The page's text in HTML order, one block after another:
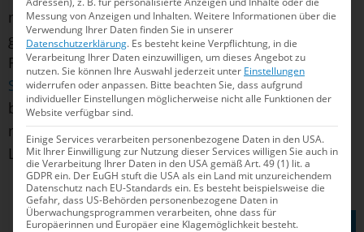
mündlichen Prüfungen an – und wenn alles gut
geht, startet sie im kommenden April dann ins
Referendariat. DerHallischen
Studierendenschaftszeitschriftverriet Riedemann
bereits, wo sie sich in zehn Jahren sieht: „Gerne
mit zwei Kindern, einem Hündchen und als
Lehrerin an einer Schule in Halle.“
TEILEN AUF
Messung von Anzeigen und Inhalten.Weitere Informationen über die
Verwendung Ihrer Daten finden Sie in unserer
Datenschutzerklärung. Es besteht keine Verpflichtung, in die
Verarbeitung Ihrer Daten einzuwilligen, um dieses Angebot zu
nutzen.Sie können Ihre Auswahl jederzeit unter Einstellungen
widerrufen oder anpassen. Bitte beachten Sie, dass aufgrund
individueller Einstellungen möglicherweise nicht alle Funktionen der
Website verfügbar sind.
Einige Services verarbeiten personenbezogene Daten in den USA.
Mit Ihrer Einwilligung zur Nutzung dieser Services willigen Sie auch in
die Verarbeitung Ihrer Daten in den USA gemäß Art. 49 (1) lit. a
GDPR ein. Der EuGH stuft die USA als ein Land mit unzureichendem
Datenschutz nach EU-Standards ein. Es besteht beispielsweise die
Gefahr, dass US-Behörden personenbezogene Daten in
Überwachungsprogrammen verarbeiten, ohne dass für
Europäerinnen und Europäer eine Klagemöglichkeit besteht.